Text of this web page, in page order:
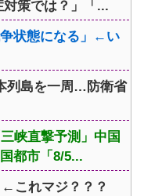
策では？」「...
状態になる」←い
列島を一周…防衛省
峡直撃予測」中国
都市「8/5...
これマジ？？？